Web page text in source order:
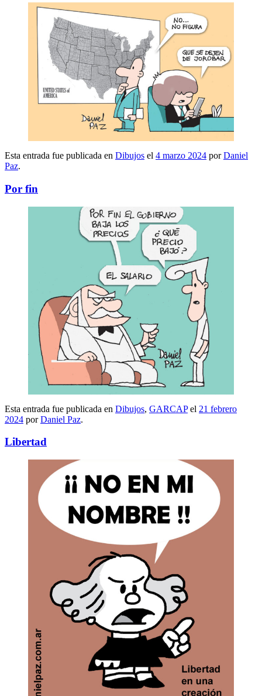
Esta entrada fue publicada en Dibujos el 4 marzo 2024 porDaniel
Paz.
Por fin
Esta entrada fue publicada en Dibujos, GARCAPel 21 febrero
2024 porDaniel Paz.
Libertad